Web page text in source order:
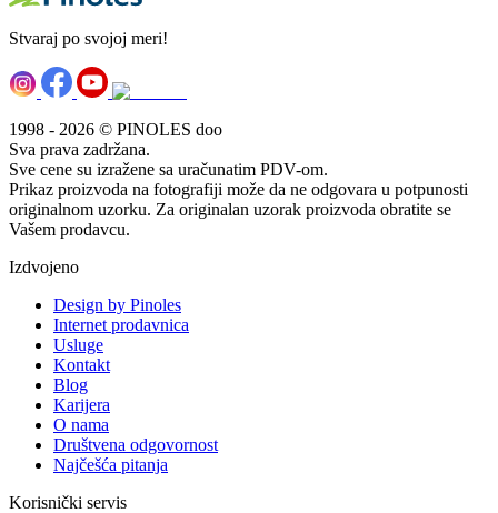
Stvaraj po svojoj meri!
1998 - 2026 © PINOLES doo
Sva prava zadržana.
Sve cene su izražene sa uračunatim PDV-om.
Prikaz proizvoda na fotografiji može da ne odgovara u potpunosti
originalnom uzorku. Za originalan uzorak proizvoda obratite se
Vašem prodavcu.
Izdvojeno
Design by Pinoles
Internet prodavnica
Usluge
Kontakt
Blog
Karijera
O nama
Društvena odgovornost
Najčešća pitanja
Korisnički servis